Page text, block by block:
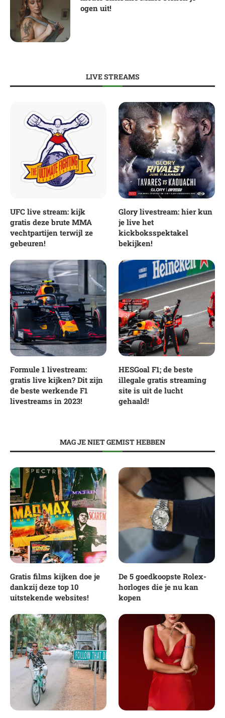
ogen uit!
LIVE STREAMS
UFC live stream: kijk
gratis deze brute MMA
vechtpartijen terwijl ze
gebeuren!
Glory livestream: hier kun
je live het
kickboksspektakel
bekijken!
Formule 1 livestream:
gratis live kijken? Dit zijn
de beste werkende F1
livestreams in 2023!
HESGoal F1; de beste
illegale gratis streaming
site is uit de lucht
gehaald!
MAG JE NIET GEMIST HEBBEN
Gratis films kijken doe je
dankzij deze top 10
uitstekende websites!
De 5 goedkoopste Rolex-
horloges die je nu kan
kopen